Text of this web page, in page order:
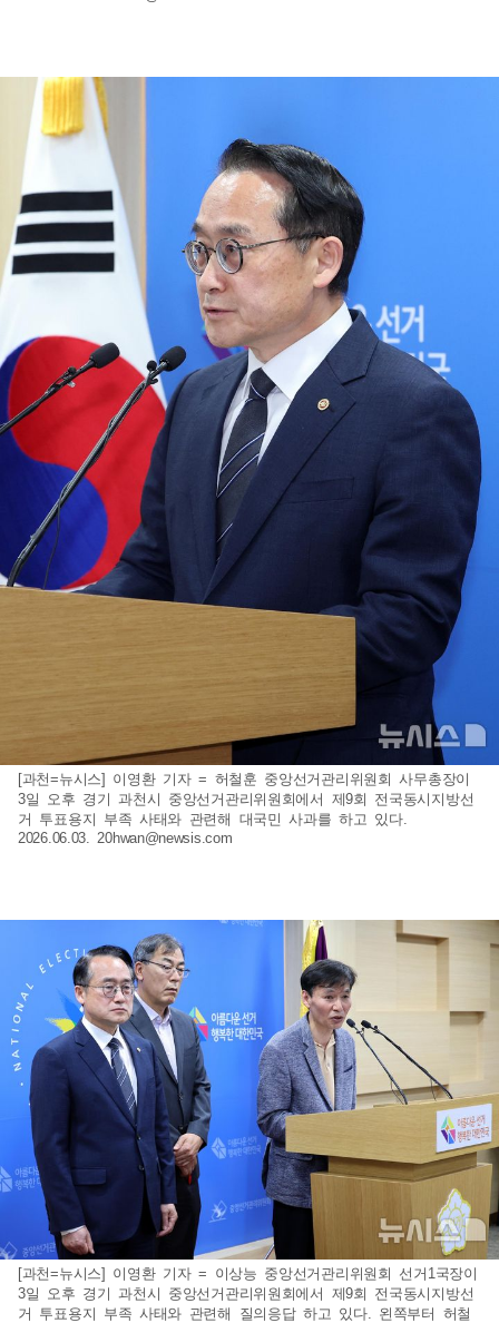
[과천=뉴시스] 이영환 기자 = 허철훈 중앙선거관리위원회 사무총장이
3일 오후 경기 과천시 중앙선거관리위원회에서 제9회 전국동시지방선
거 투표용지 부족 사태와 관련해 대국민 사과를 하고 있다.
2026.06.03.20hwan@newsis.com
[과천=뉴시스] 이영환 기자 = 이상능 중앙선거관리위원회 선거1국장이
3일 오후 경기 과천시 중앙선거관리위원회에서 제9회 전국동시지방선
거 투표용지 부족 사태와 관련해 질의응답 하고 있다. 왼쪽부터 허철